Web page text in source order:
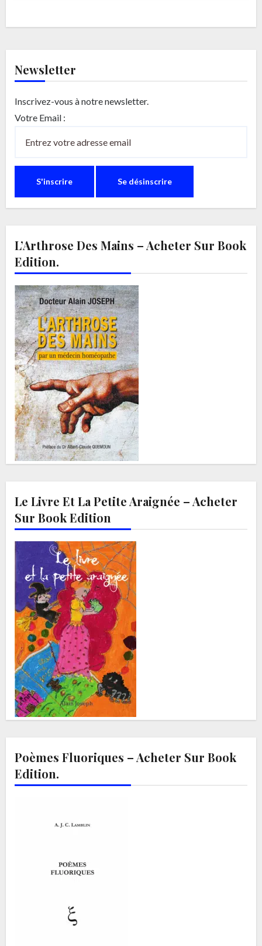
Newsletter
Inscrivez-vous à notre newsletter.
Votre Email :
L’Arthrose Des Mains – Acheter Sur Book
Edition.
Le Livre Et La Petite Araignée – Acheter
Sur Book Edition
Poèmes Fluoriques – Acheter Sur Book
Edition.